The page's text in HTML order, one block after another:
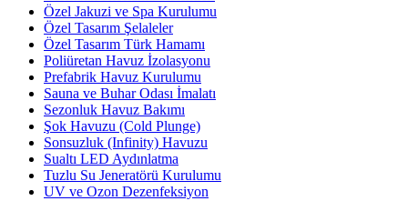
Özel Jakuzi ve Spa Kurulumu
Özel Tasarım Şelaleler
Özel Tasarım Türk Hamamı
Poliüretan Havuz İzolasyonu
Prefabrik Havuz Kurulumu
Sauna ve Buhar Odası İmalatı
Sezonluk Havuz Bakımı
Şok Havuzu (Cold Plunge)
Sonsuzluk (Infinity) Havuzu
Sualtı LED Aydınlatma
Tuzlu Su Jeneratörü Kurulumu
UV ve Ozon Dezenfeksiyon